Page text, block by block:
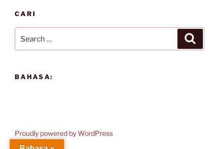
CARI
for:
BAHASA:
Proudly powered by WordPress